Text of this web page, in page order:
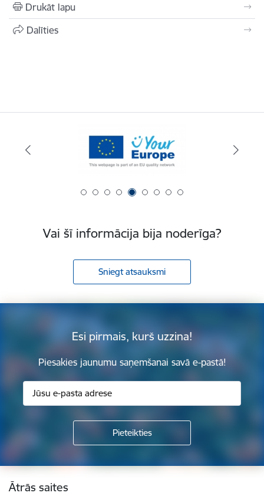
Drukāt lapu
Dalīties
Vai šī informācija bija noderīga?
Sniegt atsauksmi
Esi pirmais, kurš uzzina!
Piesakies jaunumu saņemšanai savā e-pastā!
Kājene
Ātrās saites